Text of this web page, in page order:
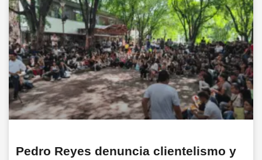
Pedro Reyes denuncia clientelismo y